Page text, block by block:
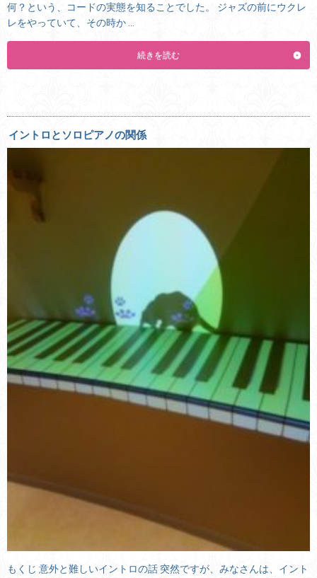
何？という、コードの実態を知ることでした。 ジャズの前にウクレ
レをやっていて、その時か …
続きを読む
イントロとソロピアノの関係
もくじ 意外と難しいイントロの話 突然ですが、みなさんは、イント